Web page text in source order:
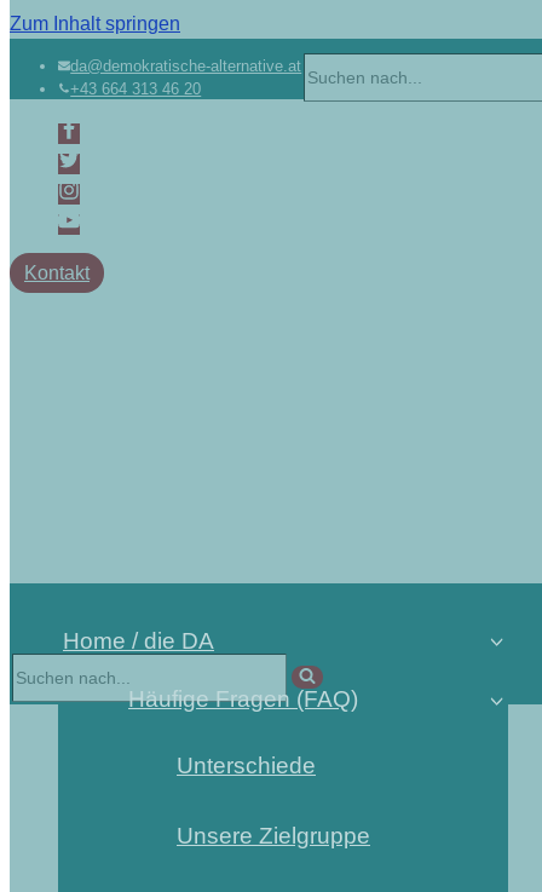
Zum Inhalt springen
da@demokratische-alternative.at
+43 664 313 46 20
Kontakt
Home / die DA
Häufige Fragen (FAQ)
Unterschiede
Unsere Zielgruppe